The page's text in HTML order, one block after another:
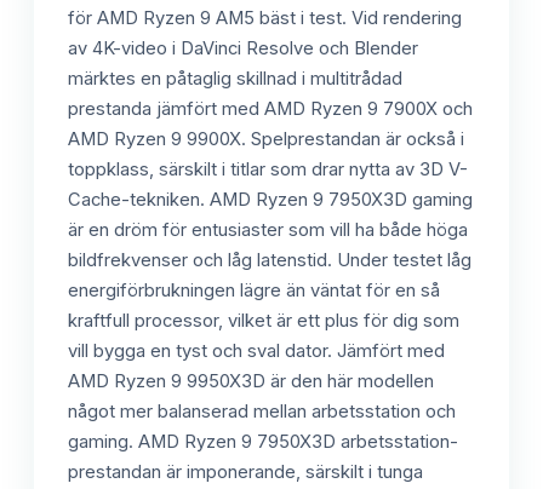
för AMD Ryzen 9 AM5 bäst i test. Vid rendering
av 4K-video i DaVinci Resolve och Blender
märktes en påtaglig skillnad i multitrådad
prestanda jämfört med AMD Ryzen 9 7900X och
AMD Ryzen 9 9900X. Spelprestandan är också i
toppklass, särskilt i titlar som drar nytta av 3D V-
Cache-tekniken. AMD Ryzen 9 7950X3D gaming
är en dröm för entusiaster som vill ha både höga
bildfrekvenser och låg latenstid. Under testet låg
energiförbrukningen lägre än väntat för en så
kraftfull processor, vilket är ett plus för dig som
vill bygga en tyst och sval dator. Jämfört med
AMD Ryzen 9 9950X3D är den här modellen
något mer balanserad mellan arbetsstation och
gaming. AMD Ryzen 9 7950X3D arbetsstation-
prestandan är imponerande, särskilt i tunga